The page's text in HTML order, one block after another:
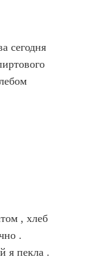
сегодня
, хлеб
.
я пекла .